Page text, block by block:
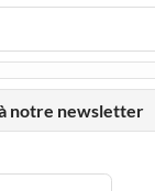
notre newsletter